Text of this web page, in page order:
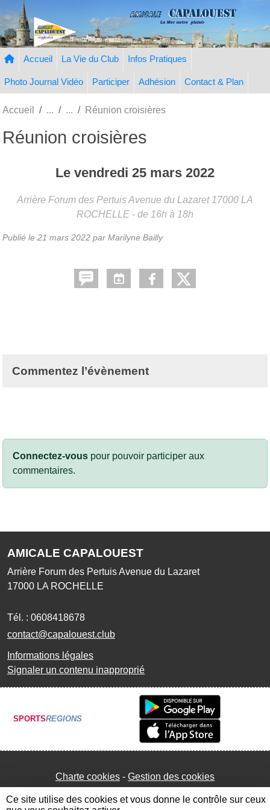
Accueil La Vie du Club Infos Pratiques
Photo Journal Vidéo Participer Adhésion Contact & Plan
Accueil Réunion croisières
Réunion croisières
Le vendredi 25 mars 2022
Arrière Forum des Pertuis Avenue du Lazaret 17000 LA
ROCHELLE - de 16h à 18h
Publié le 21 mars 2022 par Marilyne Bailly
Commentez l’évènement
Connectez-vous pour pouvoir participer aux
commentaires.
AMICALE CAPALOUEST
Arrière Forum des Pertuis Avenue du Lazaret
17000 LA ROCHELLE
Tél. : 0608418678
contact@capalouest.club
Informations légales
Signaler un contenu inapproprié
SPORTSREGIONS
Charte cookies Gestion des cookies
Panneau de gestion des cookies
Ce site utilise des cookies et vous donne le contrôle sur ceux